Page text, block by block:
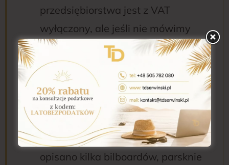
przedsiębiorstwa jest z VAT
wyłączony, ale jeśli nie mówimy
o przedsiębiorstwie, rozumianym
jako „cała firma”, to VAT już jest).
A wg mojej wiedzy i doświadczenia
przeciętny urzędnik skarbowy
czytając akt notarialny,
w którym jako „przedsiębiorstwo”
opisano kilka bilboardów, parsknie